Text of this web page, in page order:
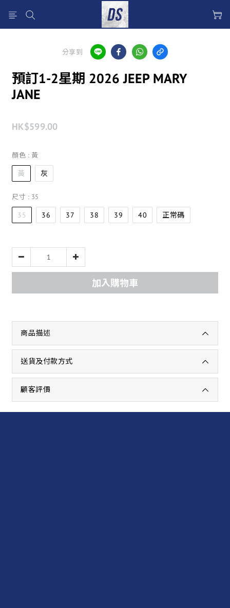
分享到
預訂1-2星期 2026 JEEP MARY
JANE
HK$599.00
顏色 : 黃
黃 灰
尺寸 : 35
35 36 37 38 39 40 正常碼
加入購物車
商品描述
送貨及付款方式
顧客評價